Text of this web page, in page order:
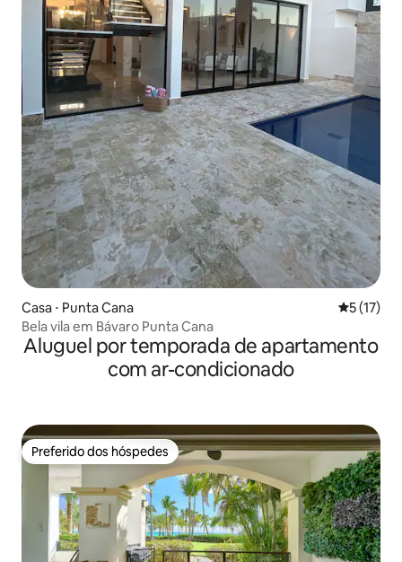
Casa ⋅ Punta Cana 5 de uma
5 (17)
Bela vila em Bávaro Punta Cana
Aluguel por temporada de apartamento
com ar-condicionado
Preferido dos hóspedes
Preferido dos hóspedes